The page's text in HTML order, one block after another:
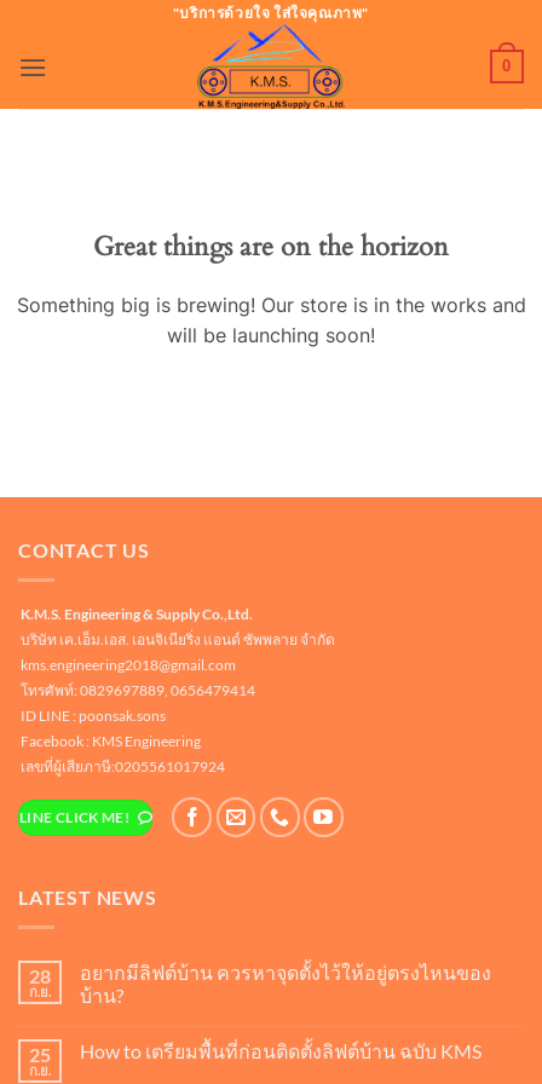
เนื้อหา
"บริการด้วยใจ ใส่ใจคุณภาพ"
0
Great things are on the horizon
Something big is brewing! Our store is in the works and
will be launching soon!
CONTACT US
K.M.S. Engineering & Supply Co.,Ltd.
บริษัท เค.เอ็ม.เอส. เอนจิเนียริ่ง แอนด์ ซัพพลาย จำกัด
kms.engineering2018@gmail.com
โทรศัพท์: 0829697889, 0656479414
ID LINE : poonsak.sons
Facebook : KMS Engineering
เลขที่ผู้เสียภาษี:0205561017924
LINE CLICK ME!
LATEST NEWS
28
ก.ย.
อยากมีลิฟต์บ้าน ควรหาจุดตั้งไว้ให้อยู่ตรงไหนของ
บ้าน?
เห็น
25
ก.ย.
How to เตรียมพื้นที่ก่อนติดตั้งลิฟต์บ้าน ฉบับ KMS